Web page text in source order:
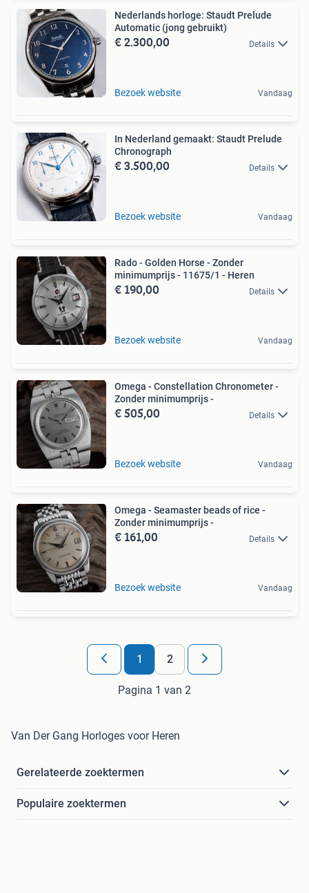
Nederlands horloge: Staudt Prelude
Automatic (jong gebruikt)
€ 2.300,00 Details
Bezoek website Vandaag
In Nederland gemaakt: Staudt Prelude
Chronograph
€ 3.500,00 Details
Bezoek website Vandaag
Rado - Golden Horse - Zonder
minimumprijs - 11675/1 - Heren
€ 190,00 Details
Bezoek website Vandaag
Omega - Constellation Chronometer -
Zonder minimumprijs -
€ 505,00 Details
Bezoek website Vandaag
Omega - Seamaster beads of rice -
Zonder minimumprijs -
€ 161,00 Details
Bezoek website Vandaag
1 2
Pagina 1 van 2
Van Der Gang Horloges voor Heren
Gerelateerde zoektermen
Populaire zoektermen